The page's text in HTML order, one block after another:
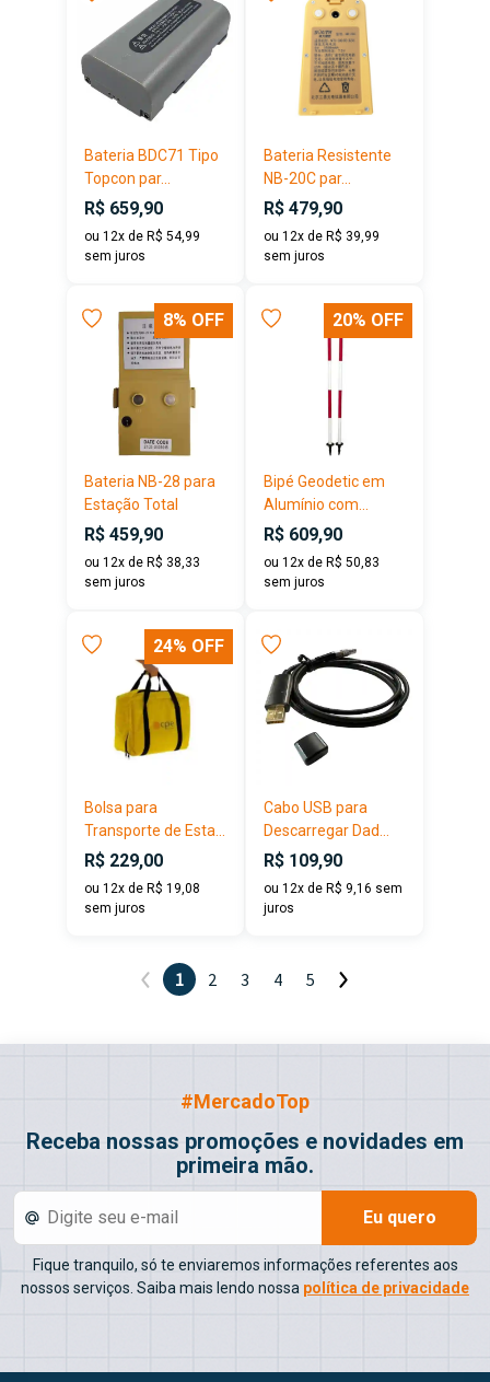
Bateria BDC71 Tipo
Topcon par...
R$ 659,90
ou 12x de R$ 54,99
sem juros
Bateria Resistente
NB-20C par...
R$ 479,90
ou 12x de R$ 39,99
sem juros
8% OFF
Bateria NB-28 para
Estação Total
R$ 459,90
ou 12x de R$ 38,33
sem juros
20% OFF
Bipé Geodetic em
Alumínio com...
R$ 609,90
ou 12x de R$ 50,83
sem juros
24% OFF
Bolsa para
Transporte de Esta...
R$ 229,00
ou 12x de R$ 19,08
sem juros
Cabo USB para
Descarregar Dad...
R$ 109,90
ou 12x de R$ 9,16 sem
juros
1 2 3 4 5
#MercadoTop
Receba nossas promoções e novidades em
primeira mão.
Eu quero
Fique tranquilo, só te enviaremos informações referentes aos
nossos serviços. Saiba mais lendo nossa política de privacidade